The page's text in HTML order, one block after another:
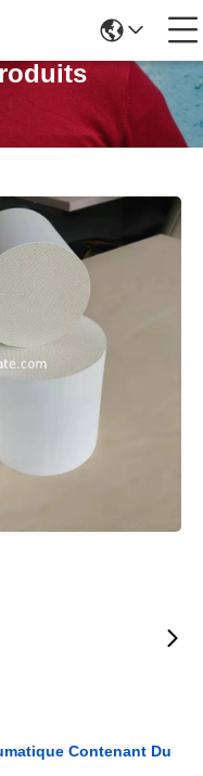
Contenant Du